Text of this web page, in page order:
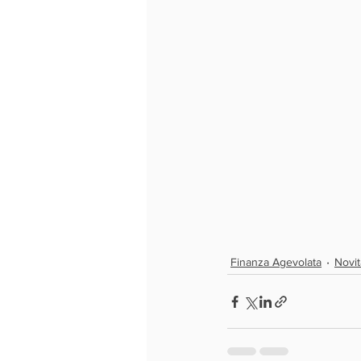
Finanza Agevolata